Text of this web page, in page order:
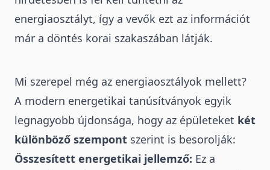
energiaosztályt, így a vevők ezt az információt
már a döntés korai szakaszában látják.
Mi szerepel még az energiaosztályok mellett?
A modern energetikai tanúsítványok egyik
legnagyobb újdonsága, hogy az épületeket két
különböző szempont szerint is besorolják:
Összesített energetikai jellemző: Ez a